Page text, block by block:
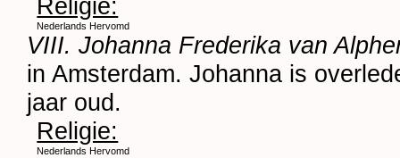
Nederlands Hervomd
VIII. Johanna Frederika van
inAmsterdam. Johanna is
jaar oud.
Religie:
Nederlands Hervomd